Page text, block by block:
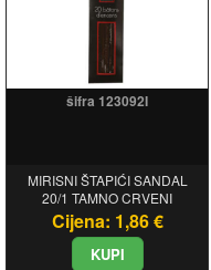
šifra 123092I
MIRISNI ŠTAPIĆI SANDAL
20/1 TAMNO CRVENI
Cijena: 1,86 €